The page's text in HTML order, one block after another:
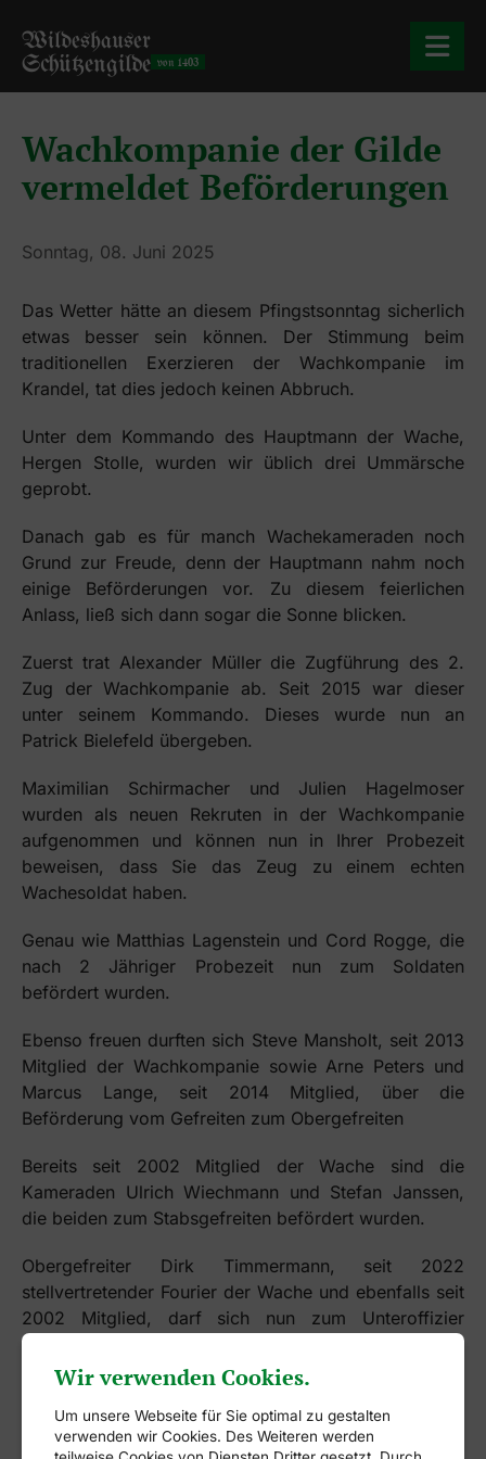
Wildeshauser
Schützengilde von 1403
Wachkompanie der Gilde
vermeldet Beförderungen
Sonntag, 08. Juni 2025
Das Wetter hätte an diesem Pfingstsonntag sicherlich
etwas besser sein können. Der Stimmung beim
traditionellen Exerzieren der Wachkompanie im
Krandel, tat dies jedoch keinen Abbruch.
Unter dem Kommando des Hauptmann der Wache,
Hergen Stolle, wurden wir üblich drei Ummärsche
geprobt.
Danach gab es für manch Wachekameraden noch
Grund zur Freude, denn der Hauptmann nahm noch
einige Beförderungen vor. Zu diesem feierlichen
Anlass, ließ sich dann sogar die Sonne blicken.
Zuerst trat Alexander Müller die Zugführung des 2.
Zug der Wachkompanie ab. Seit 2015 war dieser
unter seinem Kommando. Dieses wurde nun an
Patrick Bielefeld übergeben.
Maximilian Schirmacher und Julien Hagelmoser
wurden als neuen Rekruten in der Wachkompanie
aufgenommen und können nun in Ihrer Probezeit
beweisen, dass Sie das Zeug zu einem echten
Wachesoldat haben.
Genau wie Matthias Lagenstein und Cord Rogge, die
nach 2 Jähriger Probezeit nun zum Soldaten
befördert wurden.
Ebenso freuen durften sich Steve Mansholt, seit 2013
Mitglied der Wachkompanie sowie Arne Peters und
Marcus Lange, seit 2014 Mitglied, über die
Beförderung vom Gefreiten zum Obergefreiten
Bereits seit 2002 Mitglied der Wache sind die
Kameraden Ulrich Wiechmann und Stefan Janssen,
die beiden zum Stabsgefreiten befördert wurden.
Obergefreiter Dirk Timmermann, seit 2022
stellvertretender Fourier der Wache und ebenfalls seit
2002 Mitglied, darf sich nun zum Unteroffizier
nennen.
Auch innerhalb der Tamboure gab es in diesem Jahr
eine Beförderung. Markus Wulf wurde zum Gefreiten
ernannt.
Wir verwenden Cookies.
Um unsere Webseite für Sie optimal zu gestalten
verwenden wir Cookies. Des Weiteren werden